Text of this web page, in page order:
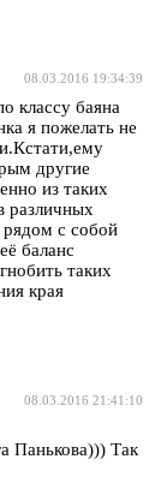
08.03.2016 19:34:39
классу баяна
я пожелать не
другие
из таких
различных
с собой
баланс
таких
края
08.03.2016 21:41:10
Панькова))) Так